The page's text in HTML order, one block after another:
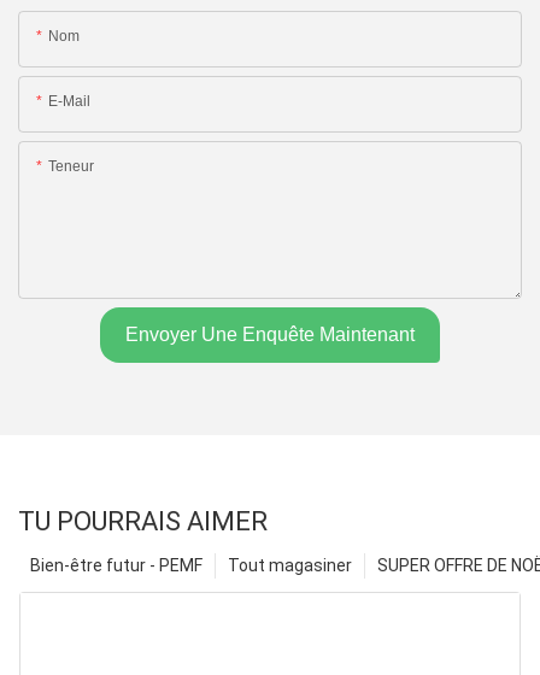
Nom
E-Mail
Teneur
Envoyer Une Enquête Maintenant
TU POURRAIS AIMER
SUPER OFFRE DE
Tout magasiner
Bien-être futur - PEMF